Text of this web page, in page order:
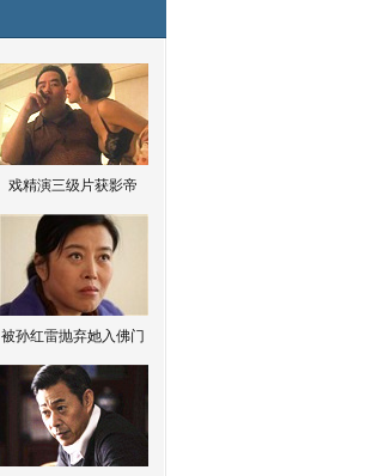
戏精演三级片获影帝
被孙红雷抛弃她入佛门